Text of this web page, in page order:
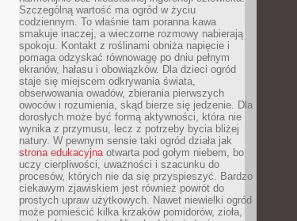
Szczególną wartość ma ogród w życiu
codziennym. To właśnie tam poranna kawa
smakuje inaczej, a wieczorne rozmowy nabierają
spokoju. Kontakt z roślinami obniża napięcie i
pomaga odzyskać równowagę po dniu pełnym
ekranów, hałasu i obowiązków. Dla dzieci ogród
staje się miejscem odkrywania świata,
obserwowania owadów, zbierania pierwszych
owoców i rozumienia, skąd bierze się jedzenie. Dla
dorosłych może być formą aktywności, która nie
wynika z przymusu, lecz z potrzeby bycia bliżej
natury. W pewnym sensie taki ogród działa jak
strona edukacyjnaotwarta pod gołym niebem, bo
uczy cierpliwości, uważności i szacunku do
procesów, których nie da się przyspieszyć. Bardzo
ciekawym zjawiskiem jest również powrót do
prostych upraw użytkowych. Nawet niewielki ogród
może pomieścić kilka krzaków pomidorów, zioła,